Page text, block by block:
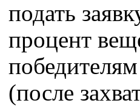
подать
процент
(после